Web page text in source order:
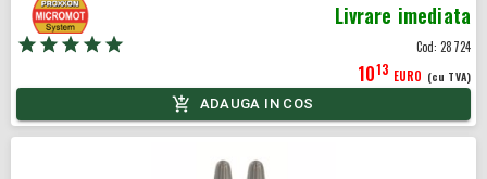
Livrare imediata
Cod:28724
1013 EURO (cu TVA)
ADAUGA IN COS